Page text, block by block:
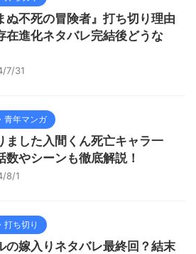
ぬ不死の冒険者』打ち切り理由
在進化ネタバレ完結後どうな
7/31
青年マンガ
ました入間くん死亡キャラ一
数やシーンも徹底解説！
8/1
打ち切り
の嫁入りネタバレ最終回？結末